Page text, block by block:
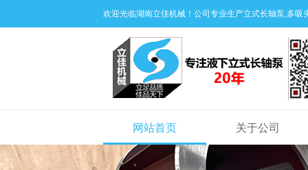
欢迎光临湖南立佳机械！公司专业生产立式长轴泵,多
网站首页 关于公司